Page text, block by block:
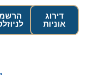
דירוג
אוניות